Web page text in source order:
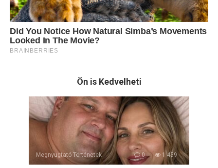
Ön is Kedvelheti
Megnyugtató Történetek 0 1 459